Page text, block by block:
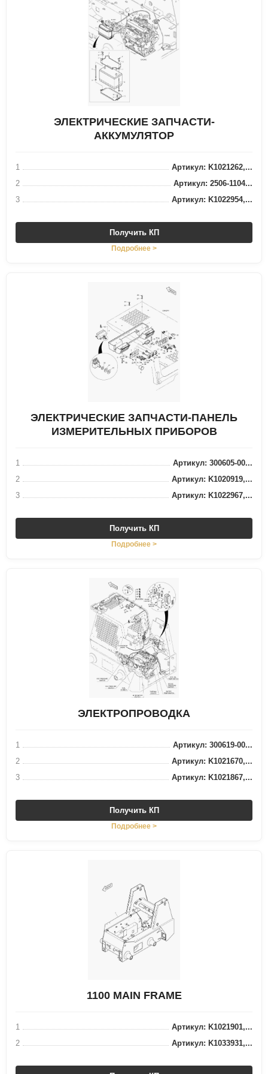
ЭЛЕКТРИЧЕСКИЕ ЗАПЧАСТИ-
АККУМУЛЯТОР
1
Артикул: K1021262,...
2
Артикул: 2506-1104...
3
Артикул: K1022954,...
Получить КП
Подробнее >
ЭЛЕКТРИЧЕСКИЕ ЗАПЧАСТИ-ПАНЕЛЬ
ИЗМЕРИТЕЛЬНЫХ ПРИБОРОВ
1
Артикул: 300605-00...
2
Артикул: K1020919,...
3
Артикул: K1022967,...
Получить КП
Подробнее >
ЭЛЕКТРОПРОВОДКА
1
Артикул: 300619-00...
2
Артикул: K1021670,...
3
Артикул: K1021867,...
Получить КП
Подробнее >
1100 MAIN FRAME
1
Артикул: K1021901,...
2
Артикул: K1033931,...